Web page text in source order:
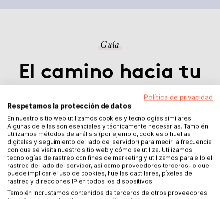
Guía
El camino hacia tu
libro
Visión general e introducción
Política de privacidad
Respetamos la protección de datos
En nuestro sitio web utilizamos cookies y tecnologías similares.
Algunas de ellas son esenciales y técnicamente necesarias. También
utilizamos métodos de análisis (por ejemplo, cookies o huellas
digitales y seguimiento del lado del servidor) para medir la frecuencia
con que se visita nuestro sitio web y cómo se utiliza. Utilizamos
tecnologías de rastreo con fines de marketing y utilizamos para ello el
rastreo del lado del servidor, así como proveedores terceros, lo que
puede implicar el uso de cookies, huellas dactilares, píxeles de
rastreo y direcciones IP en todos los dispositivos.
También incrustamos contenidos de terceros de otros proveedores